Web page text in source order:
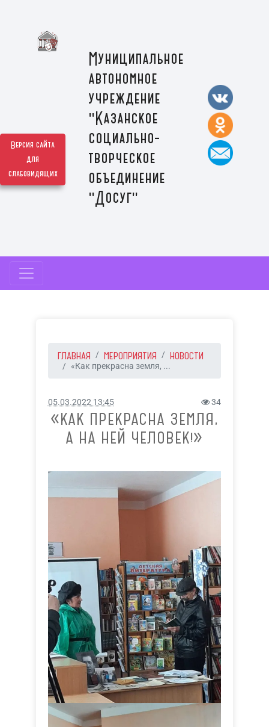
Версия сайта
для
слабовидящих
Муниципальное
автономное
учреждение
"Казанское
социально-
творческое
объединение
"Досуг"
ГЛАВНАЯ МЕРОПРИЯТИЯ НОВОСТИ
«Как прекрасна земля, ...
05.03.2022 13:45 34
«КАК ПРЕКРАСНА ЗЕМЛЯ,
А НА НЕЙ ЧЕЛОВЕК!»